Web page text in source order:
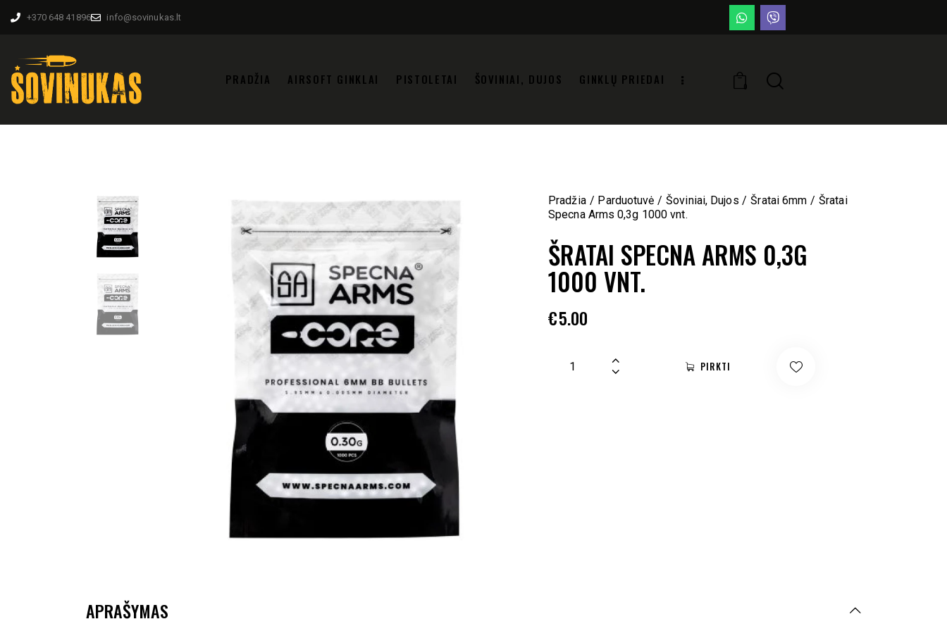
+370 648 41896 info@sovinukas.lt
PRADŽIA AIRSOFT GINKLAI PISTOLETAI ŠOVINIAI, DUJOS GINKLŲ PRIEDAI
0
Pradžia Parduotuvė Šoviniai, Dujos Šratai 6mm
Šratai
Specna Arms 0,3g 1000 vnt.
ŠRATAI SPECNA ARMS 0,3G
1000 VNT.
€5.00
PIRKTI
APRAŠYMAS